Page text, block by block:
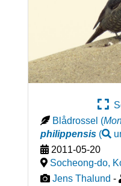
Blådrossel (
philippensis(
2011-05-20
Socheong-do,
Jens Thalund -